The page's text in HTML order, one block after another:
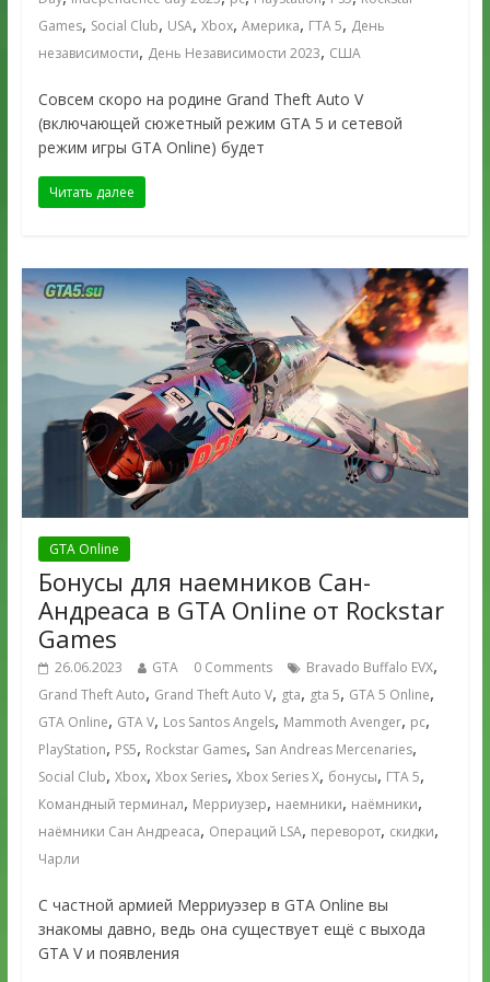
Games, Social Club, USA, Xbox, Америка, ГТА 5, День
независимости, День Независимости 2023, США
Совсем скоро на родине Grand Theft Auto V
(включающей сюжетный режим GTA 5 и сетевой
режим игры GTA Online) будет
Читать далее
GTA Online
Бонусы для наемников Сан-
Андреаса в GTA Online от Rockstar
Games
26.06.2023 GTA 0 Comments Bravado Buffalo EVX,
Grand Theft Auto, Grand Theft Auto V, gta, gta 5, GTA 5 Online,
GTA Online, GTA V, Los Santos Angels, Mammoth Avenger, pc,
PlayStation, PS5, Rockstar Games, San Andreas Mercenaries,
Social Club, Xbox, Xbox Series, Xbox Series X, бонусы, ГТА 5,
Командный терминал, Мерриузер, наемники, наёмники,
наёмники Сан Андреаса, Операций LSA, переворот, скидки,
Чарли
С частной армией Мерриуэзер в GTA Online вы
знакомы давно, ведь она существует ещё с выхода
GTA V и появления